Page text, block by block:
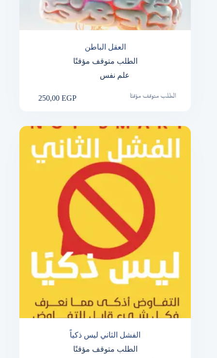
العقل الباطن
الطلب متوقف مؤقتًا
علم نفس
250,00EGP الطلب متوقف مؤقتًا
الفشل الثاني ليس ذكياً
الطلب متوقف مؤقتًا